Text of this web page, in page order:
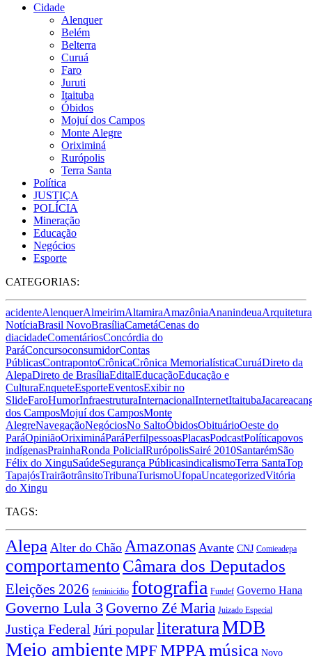
Cidade
Alenquer
Belém
Belterra
Curuá
Faro
Juruti
Itaituba
Óbidos
Mojuí dos Campos
Monte Alegre
Oriximiná
Rurópolis
Terra Santa
Política
JUSTIÇA
POLÍCIA
Mineração
Educação
Negócios
Esporte
CATEGORIAS:
acidenteAlenquerAlmeirimAltamiraAmazôniaAnanindeuaArquitetura
NotíciaBrasil NovoBrasíliaCametáCenas do
diacidadeComentáriosConcórdia do
ParáConcursoconsumidorContas
PúblicasContrapontoCrônicaCrônica MemorialísticaCuruáDireto da
AlepaDireto de BrasíliaEditalEducaçãoEducação e
CulturaEnqueteEsporteEventosExibir no
SlideFaroHumorInfraestruturaInternacionalInternetItaituba
dos CamposMojuí dos CamposMonte
AlegreNavegaçãoNegóciosNo SaltoÓbidosObituárioOeste do
ParáOpiniãoOriximináParáPerfilpessoasPlacasPodcastPolíticapovos
indígenasPrainhaRonda PolicialRurópolisSairé 2010SantarémSão
Félix do XinguSaúdeSegurança PúblicasindicalismoTerra SantaTop
TapajósTrairãotrânsitoTribunaTurismoUfopaUncategorizedVitória
do Xingu
TAGS:
Alepa Alter do Chão Amazonas Avante CNJ Comieadepa
comportamento Câmara dos Deputados
Eleições 2026 feminicídio fotografia Fundef Governo Hana
Governo Lula 3 Governo Zé Maria Juizado Especial
Justiça Federal Júri popular literaturaMDB
Meio ambienteMPFMPPA música Novo